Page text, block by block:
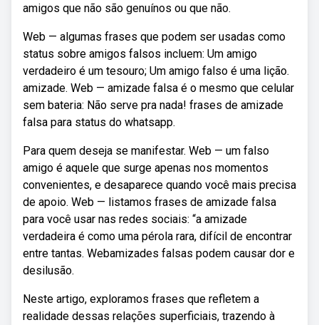
amigos que não são genuínos ou que não.
Web — algumas frases que podem ser usadas como
status sobre amigos falsos incluem: Um amigo
verdadeiro é um tesouro; Um amigo falso é uma lição.
amizade. Web — amizade falsa é o mesmo que celular
sem bateria: Não serve pra nada! frases de amizade
falsa para status do whatsapp.
Para quem deseja se manifestar. Web — um falso
amigo é aquele que surge apenas nos momentos
convenientes, e desaparece quando você mais precisa
de apoio. Web — listamos frases de amizade falsa
para você usar nas redes sociais: “a amizade
verdadeira é como uma pérola rara, difícil de encontrar
entre tantas. Webamizades falsas podem causar dor e
desilusão.
Neste artigo, exploramos frases que refletem a
realidade dessas relações superficiais, trazendo à